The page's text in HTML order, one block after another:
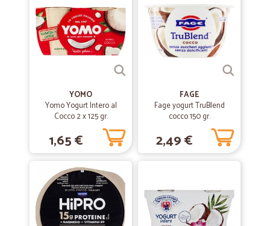
YOMO
Yomo Yogurt Intero al
Cocco 2 x 125 gr.
1,65 €
FAGE
Fage yogurt TruBlend
cocco 150 gr.
2,49 €